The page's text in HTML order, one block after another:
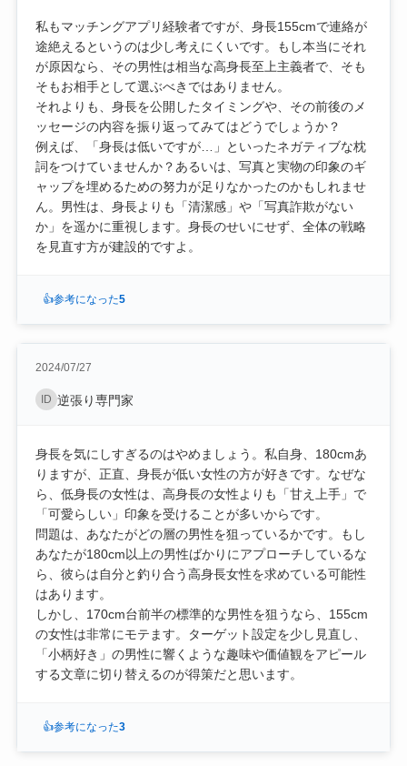
私もマッチングアプリ経験者ですが、身長155cmで連絡が
途絶えるというのは少し考えにくいです。もし本当にそれ
が原因なら、その男性は相当な高身長至上主義者で、そも
そもお相手として選ぶべきではありません。
それよりも、身長を公開したタイミングや、その前後のメ
ッセージの内容を振り返ってみてはどうでしょうか？
例えば、「身長は低いですが…」といったネガティブな枕
詞をつけていませんか？あるいは、写真と実物の印象のギ
ャップを埋めるための努力が足りなかったのかもしれませ
ん。男性は、身長よりも「清潔感」や「写真詐欺がない
か」を遥かに重視します。身長のせいにせず、全体の戦略
を見直す方が建設的ですよ。
👍参考になった5
2024/07/27
ID 逆張り専門家
身長を気にしすぎるのはやめましょう。私自身、180cmあ
りますが、正直、身長が低い女性の方が好きです。なぜな
ら、低身長の女性は、高身長の女性よりも「甘え上手」で
「可愛らしい」印象を受けることが多いからです。
問題は、あなたがどの層の男性を狙っているかです。もし
あなたが180cm以上の男性ばかりにアプローチしているな
ら、彼らは自分と釣り合う高身長女性を求めている可能性
はあります。
しかし、170cm台前半の標準的な男性を狙うなら、155cm
の女性は非常にモテます。ターゲット設定を少し見直し、
「小柄好き」の男性に響くような趣味や価値観をアピール
する文章に切り替えるのが得策だと思います。
👍参考になった3